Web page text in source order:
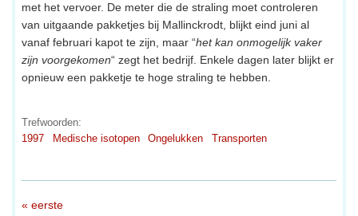
met het vervoer. De meter die de straling moet controleren
van uitgaande pakketjes bij Mallinckrodt, blijkt eind juni al
vanaf februari kapot te zijn, maar “het kan onmogelijk vaker
zijn voorgekomen“ zegt het bedrijf. Enkele dagen later blijkt er
opnieuw een pakketje te hoge straling te hebben.
Trefwoorden:
1997
Medische isotopen Ongelukken Transporten
« eerste